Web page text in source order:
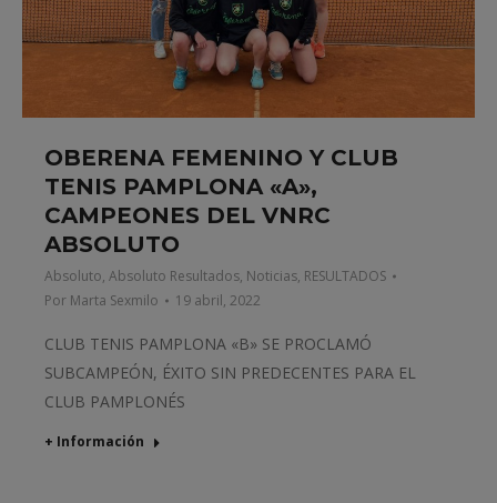
OBERENA FEMENINO Y CLUB
TENIS PAMPLONA «A»,
CAMPEONES DEL VNRC
ABSOLUTO
Absoluto, Absoluto Resultados, Noticias, RESULTADOS
Por Marta Sexmilo 19 abril, 2022
CLUB TENIS PAMPLONA «B» SE PROCLAMÓ
SUBCAMPEÓN, ÉXITO SIN PREDECENTES PARA EL
CLUB PAMPLONÉS
+ Información